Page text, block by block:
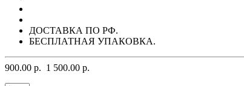
ДОСТАВКА ПО РФ.
БЕСПЛАТНАЯ УПАКОВКА.
900.00 р. 1 500.00 р.